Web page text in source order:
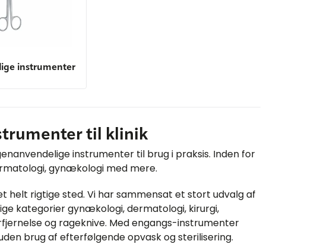
instrumenter
til klinik
instrumenter til brug i praksis. Inden for
gynækologi med mere.
helt rigtige sted. Vi har sammensat et stort udvalg af
kategorier gynækologi, dermatologi, kirurgi,
og rageknive. Med engangs-instrumenter
brug af efterfølgende opvask og sterilisering.